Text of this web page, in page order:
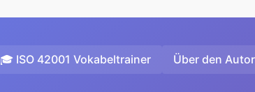
🎓 ISO 42001 Vokabeltrainer Über den Autor